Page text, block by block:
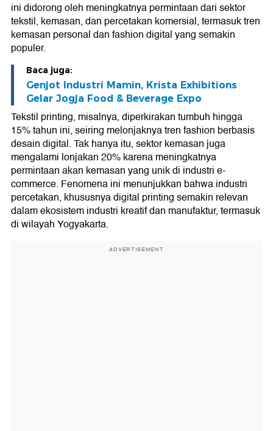
ini didorong oleh meningkatnya permintaan dari sektor
tekstil, kemasan, dan percetakan komersial, termasuk tren
kemasan personal dan fashion digital yang semakin
populer.
Baca juga:
Genjot Industri Mamin, Krista Exhibitions
Gelar Jogja Food & Beverage Expo
Tekstil printing, misalnya, diperkirakan tumbuh hingga
15% tahun ini, seiring melonjaknya tren fashion berbasis
desain digital. Tak hanya itu, sektor kemasan juga
mengalami lonjakan 20% karena meningkatnya
permintaan akan kemasan yang unik di industri e-
commerce. Fenomena ini menunjukkan bahwa industri
percetakan, khususnya digital printing semakin relevan
dalam ekosistem industri kreatif dan manufaktur, termasuk
di wilayah Yogyakarta.
ADVERTISEMENT